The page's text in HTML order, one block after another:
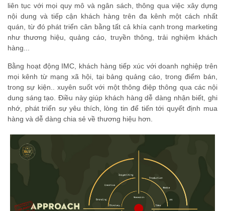
liên tục với mọi quy mô và ngân sách, thông qua việc xây dựng
nội dung và tiếp cận khách hàng trên đa kênh một cách nhất
quán, từ đó phát triển cân bằng tất cả khía cạnh trong marketing
như thương hiệu, quảng cáo, truyền thông, trải nghiệm khách
hàng...
Bằng hoạt động IMC, khách hàng tiếp xúc với doanh nghiệp trên
mọi kênh từ mạng xã hội, tại bảng quảng cáo, trong điểm bán,
trong sự kiện.. xuyên suốt với một thông điệp thông qua các nội
dung sáng tạo. Điều này giúp khách hàng dễ dàng nhận biết, ghi
nhớ, phát triển sự yêu thích, lòng tin để tiến tới quyết định mua
hàng và dễ dàng chia sẻ về thương hiệu hơn.